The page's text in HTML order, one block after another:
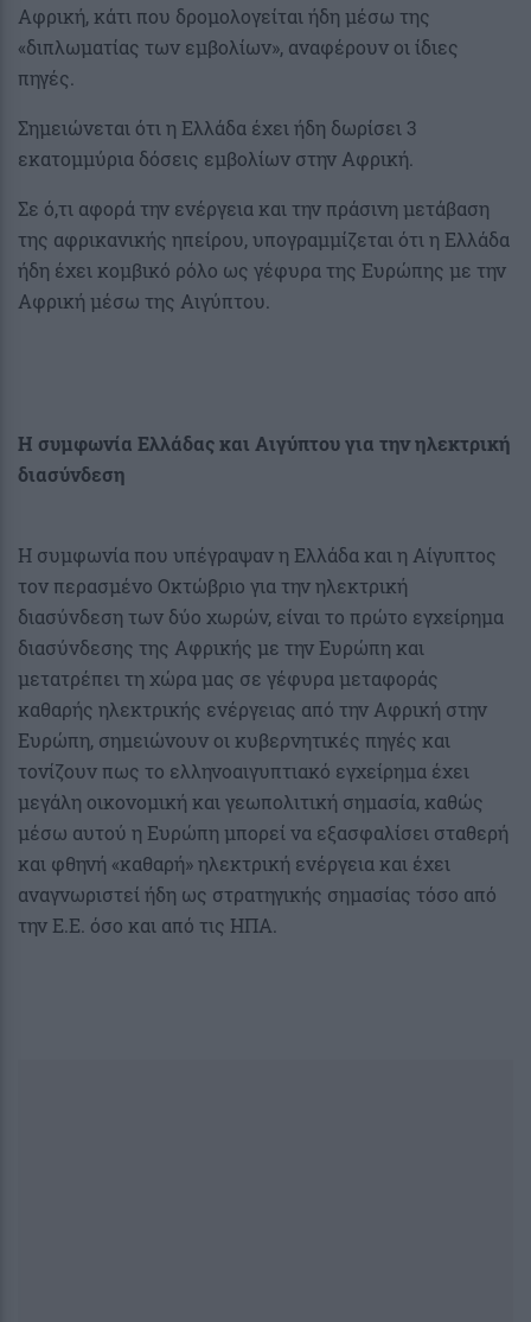
Αφρική, κάτι που δρομολογείται ήδη μέσω της
«διπλωματίας των εμβολίων», αναφέρουν οι ίδιες
πηγές.
Σημειώνεται ότι η Ελλάδα έχει ήδη δωρίσει 3
εκατομμύρια δόσεις εμβολίων στην Αφρική.
Σε ό,τι αφορά την ενέργεια και την πράσινη μετάβαση
της αφρικανικής ηπείρου, υπογραμμίζεται ότι η Ελλάδα
ήδη έχει κομβικό ρόλο ως γέφυρα της Ευρώπης με την
Αφρική μέσω της Αιγύπτου.
Η συμφωνία Ελλάδας και Αιγύπτου για την ηλεκτρική
διασύνδεση
Η συμφωνία που υπέγραψαν η Ελλάδα και η Αίγυπτος
τον περασμένο Οκτώβριο για την ηλεκτρική
διασύνδεση των δύο χωρών, είναι το πρώτο εγχείρημα
διασύνδεσης της Αφρικής με την Ευρώπη και
μετατρέπει τη χώρα μας σε γέφυρα μεταφοράς
καθαρής ηλεκτρικής ενέργειας από την Αφρική στην
Ευρώπη, σημειώνουν οι κυβερνητικές πηγές και
τονίζουν πως το ελληνοαιγυπτιακό εγχείρημα έχει
μεγάλη οικονομική και γεωπολιτική σημασία, καθώς
μέσω αυτού η Ευρώπη μπορεί να εξασφαλίσει σταθερή
και φθηνή «καθαρή» ηλεκτρική ενέργεια και έχει
αναγνωριστεί ήδη ως στρατηγικής σημασίας τόσο από
την Ε.Ε. όσο και από τις ΗΠΑ.